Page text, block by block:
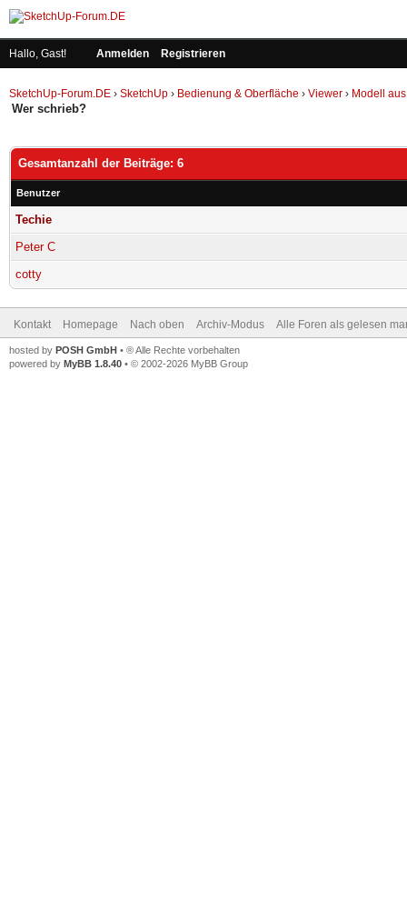
Hallo, Gast! Anmelden Registrieren
SketchUp-Forum.DE › SketchUp › Bedienung & Oberfläche › Viewer › Modell
Wer schrieb?
Gesamtanzahl der Beiträge: 6
Benutzer
Techie
Peter C
cotty
Kontakt Homepage Nach oben Archiv-Modus Alle Foren als gelesen
hosted by POSH GmbH • ® Alle Rechte vorbehalten
powered by MyBB 1.8.40 • © 2002-2026 MyBB Group